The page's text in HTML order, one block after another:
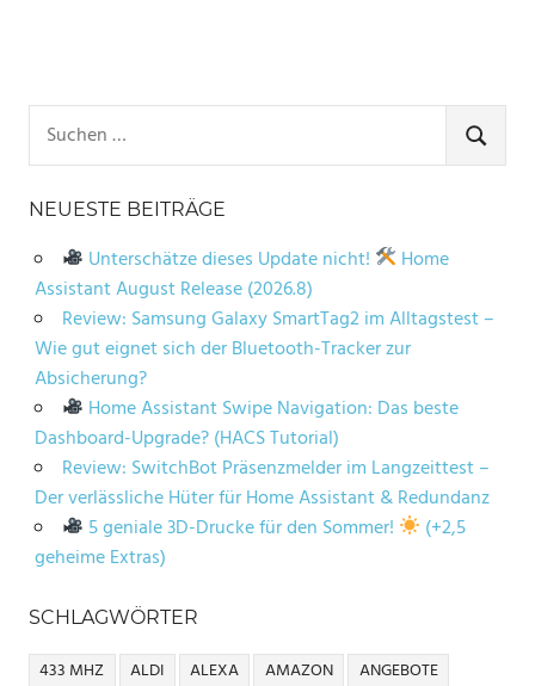
nach:
SUCHEN
NEUESTE BEITRÄGE
Unterschätze dieses Update nicht!
Home
Assistant August Release (2026.8)
Review: Samsung Galaxy SmartTag2 im Alltagstest –
Wie gut eignet sich der Bluetooth-Tracker zur
Absicherung?
Home Assistant Swipe Navigation: Das beste
Dashboard-Upgrade? (HACS Tutorial)
Review: SwitchBot Präsenzmelder im Langzeittest –
Der verlässliche Hüter für Home Assistant & Redundanz
5 geniale 3D-Drucke für den Sommer!
(+2,5
geheime Extras)
SCHLAGWÖRTER
433 MHZ ALDI ALEXA AMAZON
ANGEBOTE